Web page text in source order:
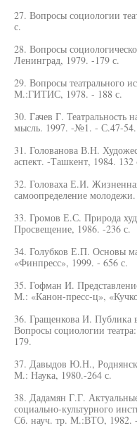
27. Вопросы социологии
с.
28. Вопросы
Ленинград, 1979. -179 с.
29. Вопросы театрального
М.:ГИТИС, 1978. - 188 с.
30. Гачев Г. Театральность
мысль. 1997. -№1. - С.47-54.
31. Голованова В.Н.
аспект. -Ташкент, 1984. 132
32. Головаха Е.И.
самоопределение
33. Громов Е.С. Природа
Просвещение, 1986. -236 с.
34. Голубков Е.П. Основы
«Финпресс», 1999. - 656 с.
35. Гофман И.
М.: «Канон-пресс-ц»,
36. Гращенкова И. Публика
Вопросы социологии
179.
37. Давыдов Ю.Н.,
М.: Наука, 1980.-264 с.
38. Дадамян Г.Г.
социально-культурного
Сб. науч. тр. М.:ВТО, 1982.